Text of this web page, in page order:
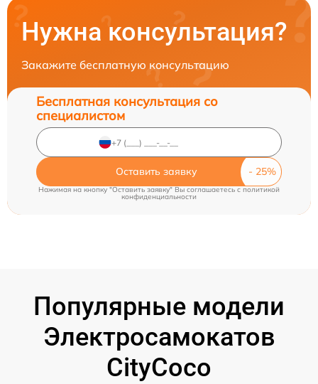
Нужна консультация?
Закажите бесплатную консультацию
Бесплатная консультация со
специалистом
Оставить заявку
Нажимая на кнопку "Оставить заявку" Вы соглашаетесь c политикой
конфиденциальности
Популярные модели
Электросамокатов
CityCoco